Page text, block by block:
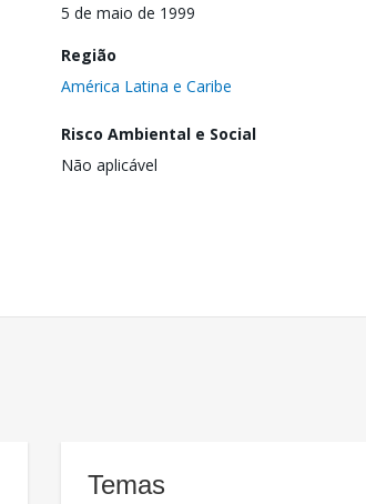
5 de maio de 1999
Região
América Latina e Caribe
Risco Ambiental e Social
Não aplicável
Temas